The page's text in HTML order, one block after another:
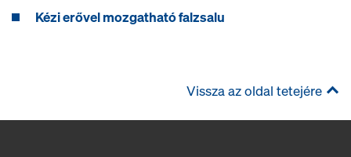
Kézi erővel mozgatható falzsalu
Vissza az oldal tetejére